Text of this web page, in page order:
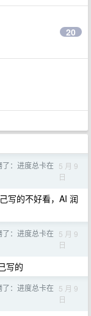
20
：进度总卡在 5 月 9
日
写的不好看，AI 润
：进度总卡在 5 月 9
日
写的
：进度总卡在 5 月 9
日